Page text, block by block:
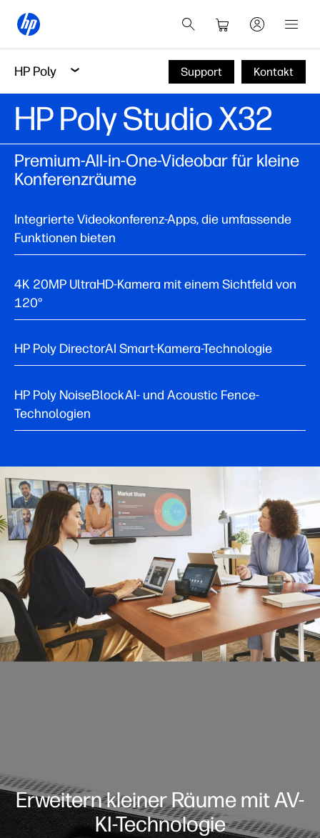
HP Poly Support Kontakt
HP Poly Studio X32
Premium-All-in-One-Videobar für kleine
Konferenzräume
Integrierte Videokonferenz-Apps, die umfassende
Funktionen bieten
4K 20MP UltraHD-Kamera mit einem Sichtfeld von
120°
HP Poly DirectorAI Smart-Kamera-Technologie
HP Poly NoiseBlockAI- und Acoustic Fence-
Technologien
Erweitern kleiner Räume mit AV-
KI-Technologie